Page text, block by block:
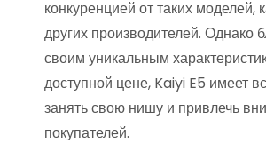
конкуренцией от таких моделей,
других производителей. Однако
своим уникальным
доступной цене, Kaiyi E5 имеет
занять свою нишу и привлечь
покупателей.